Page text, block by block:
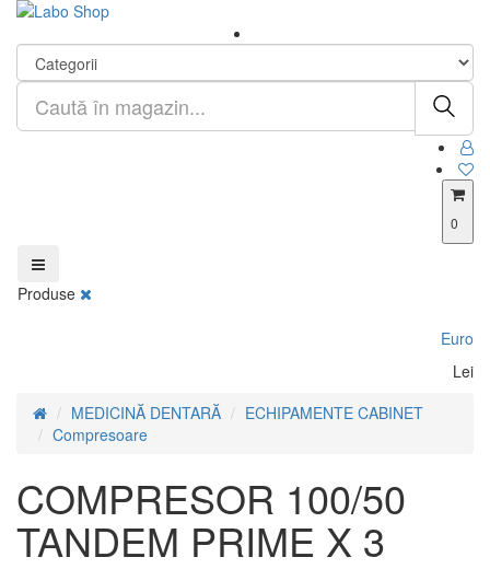
0
Produse
Euro
Lei
MEDICINĂ DENTARĂ
ECHIPAMENTE CABINET
Compresoare
COMPRESOR 100/50
TANDEM PRIME X 3